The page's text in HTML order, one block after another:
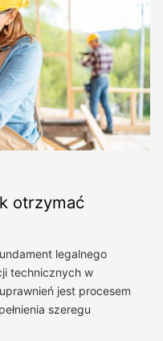
otrzymać
legalnego
technicznych w
jest procesem
szeregu